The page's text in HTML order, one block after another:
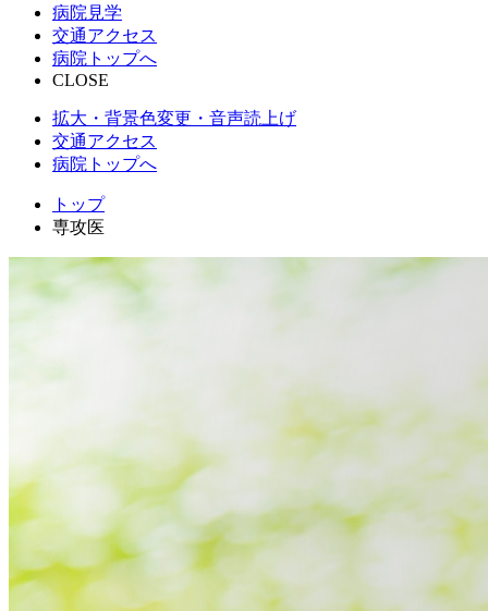
病院見学
交通アクセス
病院トップへ
CLOSE
拡大・背景色変更・音声読上げ
交通アクセス
病院トップへ
トップ
専攻医